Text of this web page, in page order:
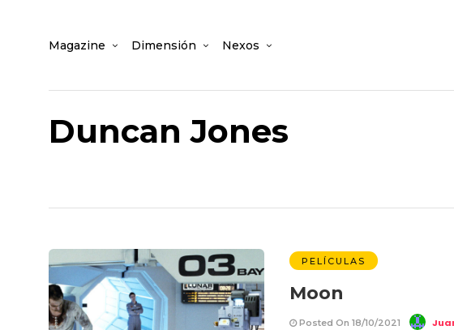
Magazine Dimensión Nexos
Duncan Jones
PELÍCULAS
Moon
Posted On 18/10/2021